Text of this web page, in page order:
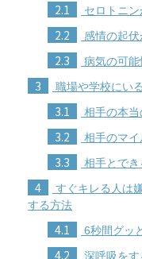
2.1 セロトニ
2.2 感情の起
2.3 病気の可能
3 職場や学校にい
3.1 相手の本
3.2 相手のマ
3.3 相手とで
4
すぐキレる人は
する方法
4.1 6秒間グッ
4.2 深呼吸をす